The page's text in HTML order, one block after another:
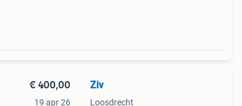
€ 400,00
19 apr 26
Ziv
Loosdrecht